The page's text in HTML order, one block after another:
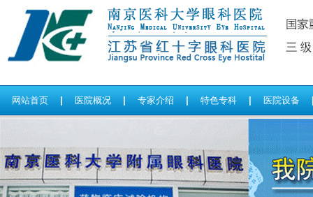
网站首页 医院概况 专家介绍 特色专科 医院设备